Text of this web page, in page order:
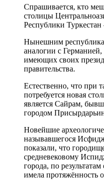
Спрашивается, кто
столицы
Республики
Нынешним
аналогии с Германией,
имеющих своих
правительства.
Естественно, что при
потребуется новая
является Сайрам,
городом
Новейшие
называвшегося
показали, что
средневековому
города, по
имела протяжённость